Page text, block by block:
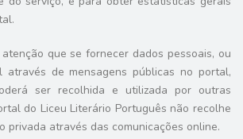
que se fornecer dados pessoais, ou
através de mensagens públicas no portal,
ser recolhida e utilizada por outras
do Liceu Literário Português não recolhe
privada através das comunicações online.